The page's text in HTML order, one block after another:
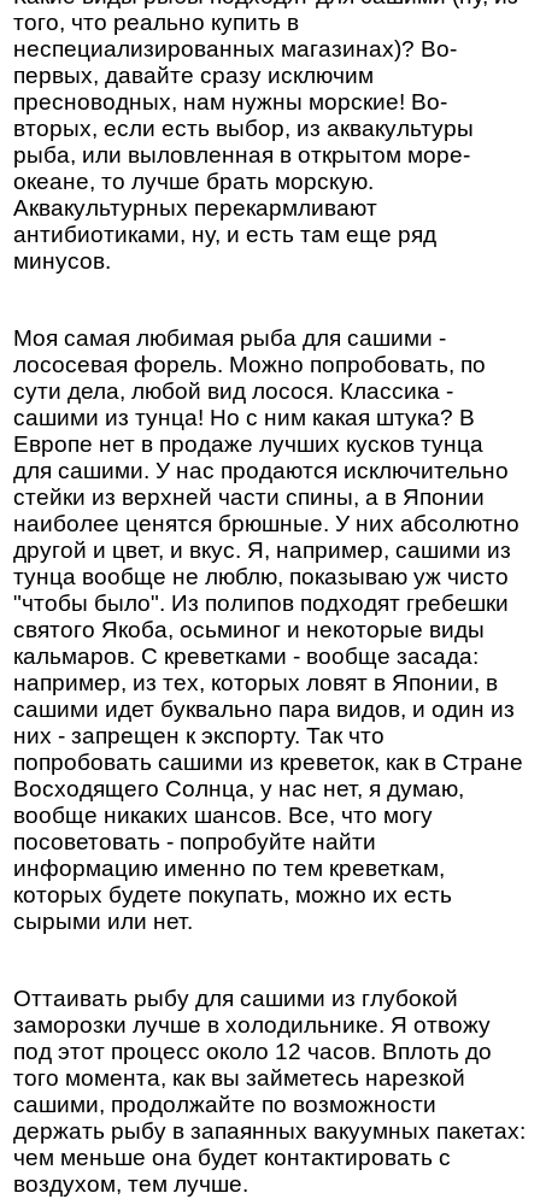
того, что реально купить в
неспециализированных магазинах)? Во-
первых, давайте сразу исключим
пресноводных, нам нужны морские! Во-
вторых, если есть выбор, из аквакультуры
рыба, или выловленная в открытом море-
океане, то лучше брать морскую.
Аквакультурных перекармливают
антибиотиками, ну, и есть там еще ряд
минусов.
Моя самая любимая рыба для сашими -
лососевая форель. Можно попробовать, по
сути дела, любой вид лосося. Классика -
сашими из тунца! Но с ним какая штука? В
Европе нет в продаже лучших кусков тунца
для сашими. У нас продаются исключительно
стейки из верхней части спины, а в Японии
наиболее ценятся брюшные. У них абсолютно
другой и цвет, и вкус. Я, например, сашими из
тунца вообще не люблю, показываю уж чисто
"чтобы было". Из полипов подходят гребешки
святого Якоба, осьминог и некоторые виды
кальмаров. С креветками - вообще засада:
например, из тех, которых ловят в Японии, в
сашими идет буквально пара видов, и один из
них - запрещен к экспорту. Так что
попробовать сашими из креветок, как в Стране
Восходящего Солнца, у нас нет, я думаю,
вообще никаких шансов. Все, что могу
посоветовать - попробуйте найти
информацию именно по тем креветкам,
которых будете покупать, можно их есть
сырыми или нет.
Оттаивать рыбу для сашими из глубокой
заморозки лучше в холодильнике. Я отвожу
под этот процесс около 12 часов. Вплоть до
того момента, как вы займетесь нарезкой
сашими, продолжайте по возможности
держать рыбу в запаянных вакуумных пакетах:
чем меньше она будет контактировать с
воздухом, тем лучше.